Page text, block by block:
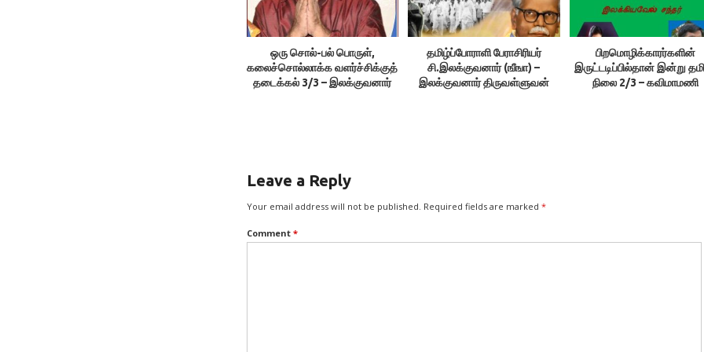
ஒரு சொல்-பல் பொருள்,
கலைச்சொல்லாக்க வளர்ச்சிக்குத்
தடைக்கல் 3/3 – இலக்குவனார்
தமிழ்ப்போராளி பேராசிரியர்
சி.இலக்குவனார் (ஙீஙா) –
இலக்குவனார் திருவள்ளுவன்
பிறமொழிக்காரர்களின்
இருட்டடிப்பில்தான் இன்று
நிலை 2/3 – கவிமாமணி
Leave a Reply
Your email address will not be published. Required fields are marked *
Comment *